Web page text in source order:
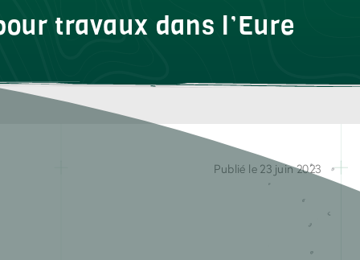
travaux dans l’Eure
Publié le 23 juin 2023